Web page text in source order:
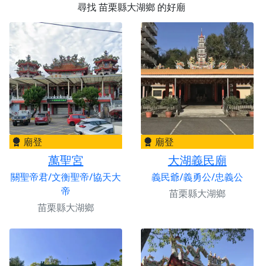
尋找苗栗縣大湖鄉 的好廟
廟登
萬聖宮
關聖帝君/文衡聖帝/協天大
帝
苗栗縣大湖鄉
廟登
大湖義民廟
義民爺/義勇公/忠義公
苗栗縣大湖鄉